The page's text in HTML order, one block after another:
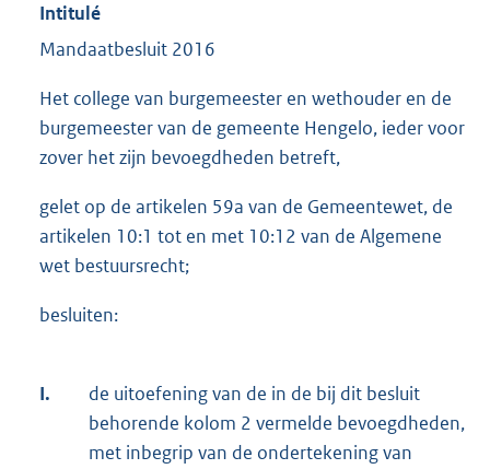
Intitulé
Mandaatbesluit 2016
Het college van burgemeester en wethouder en de
burgemeester van de gemeente Hengelo, ieder voor
zover het zijn bevoegdheden betreft,
gelet op de artikelen 59a van de Gemeentewet, de
artikelen 10:1 tot en met 10:12 van de Algemene
wet bestuursrecht;
besluiten:
I.
de uitoefening van de in de bij dit besluit
behorende kolom 2 vermelde bevoegdheden,
met inbegrip van de ondertekening van